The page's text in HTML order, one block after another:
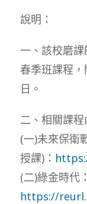
說明：
一、該校磨
春季班課程
日。
二、相關課程
(一)未來保衛
授課)：
(二)綠金時代
https://